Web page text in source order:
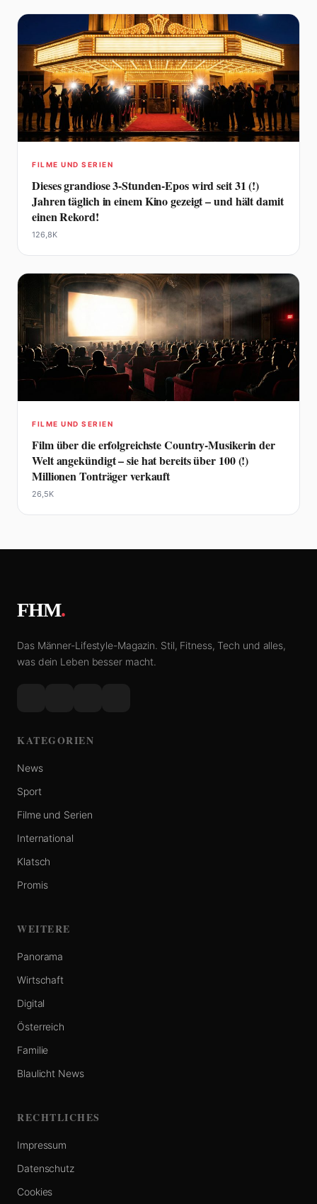
FILME UND SERIEN
Dieses grandiose 3-Stunden-Epos wird seit 31 (!)
Jahren täglich in einem Kino gezeigt – und hält damit
einen Rekord!
126,8K
FILME UND SERIEN
Film über die erfolgreichste Country-Musikerin der
Welt angekündigt – sie hat bereits über 100 (!)
Millionen Tonträger verkauft
26,5K
FHM.
Das Männer-Lifestyle-Magazin. Stil, Fitness, Tech und alles,
was dein Leben besser macht.
KATEGORIEN
News
Sport
Filme und Serien
International
Klatsch
Promis
WEITERE
Panorama
Wirtschaft
Digital
Österreich
Familie
Blaulicht News
RECHTLICHES
Impressum
Datenschutz
Cookies